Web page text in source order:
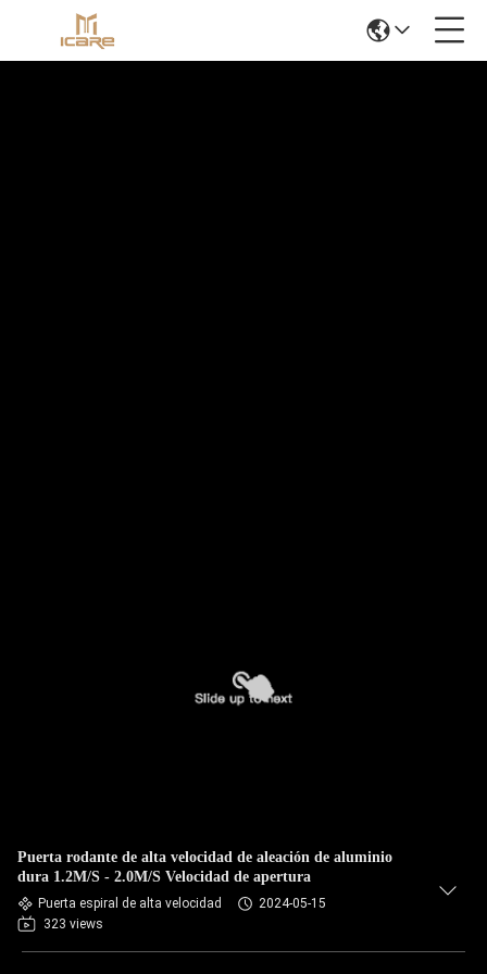
Puerta rodante de alta velocidad de aleación de aluminio
dura 1.2M/S - 2.0M/S Velocidad de apertura
Puerta espiral de alta velocidad
2024-05-15
323 views